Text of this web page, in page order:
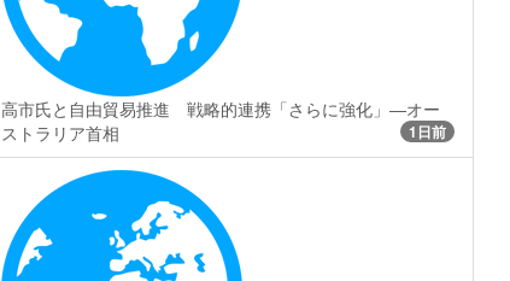
高市氏と自由貿易推進 戦略的連携「さらに強化」―オー
ストラリア首相
1日前